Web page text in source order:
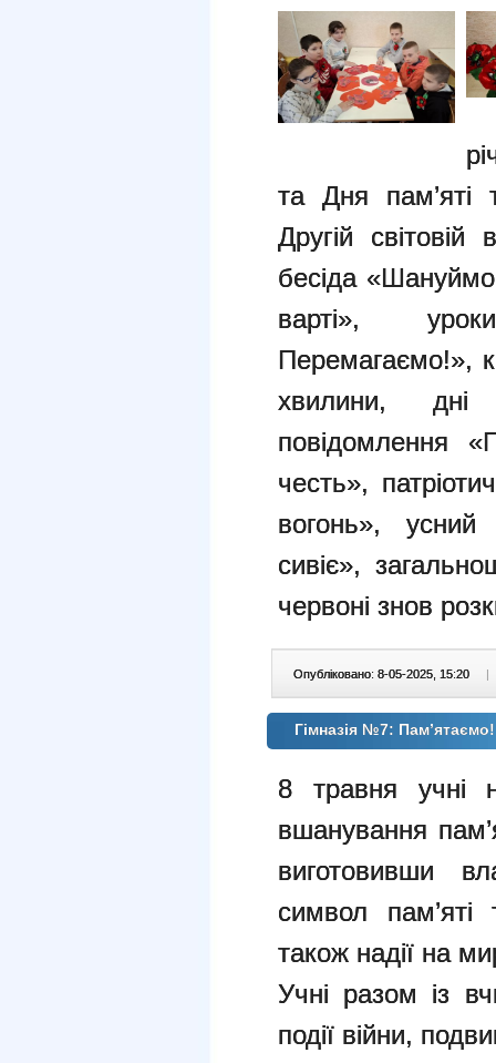
та Дня
Другій
бесіда «Шануймо
варті»,
Перемагаємо!»,
хвилини, дні
повідомлення
честь»,
вогонь»,
сивіє»,
червоні знов
Опубліковано: 8-05-2025, 15:20 |
Гімназія №7:
8 травня учні
вшанування
виготовивши
символ
також надії на
Учні разом із
події війни,